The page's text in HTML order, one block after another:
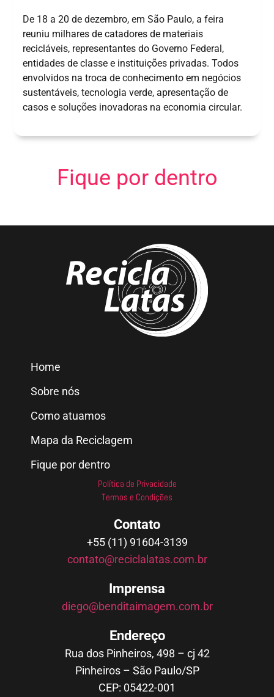
De 18 a 20 de dezembro, em São Paulo, a feira
reuniu milhares de catadores de materiais
recicláveis, representantes do Governo Federal,
entidades de classe e instituições privadas. Todos
envolvidos na troca de conhecimento em negócios
sustentáveis, tecnologia verde, apresentação de
casos e soluções inovadoras na economia circular.
Fique por dentro
Home
Sobre nós
Como atuamos
Mapa da Reciclagem
Fique por dentro
Política de Privacidade
Termos e Condições
Contato
+55 (11) 91604-3139
contato@reciclalatas.com.br
Imprensa
diego@benditaimagem.com.br
Endereço
Rua dos Pinheiros, 498 – cj 42
Pinheiros – São Paulo/SP
CEP: 05422-001